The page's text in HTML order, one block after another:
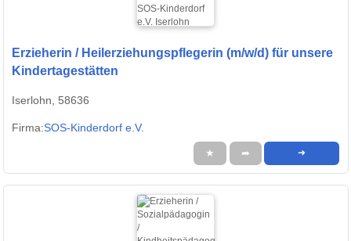
Erzieherin / Heilerziehungspflegerin (m/w/d) für unsere
Kindertagestätten
Iserlohn, 58636
Firma:SOS-Kinderdorf e.V.
★ ➦ ➜